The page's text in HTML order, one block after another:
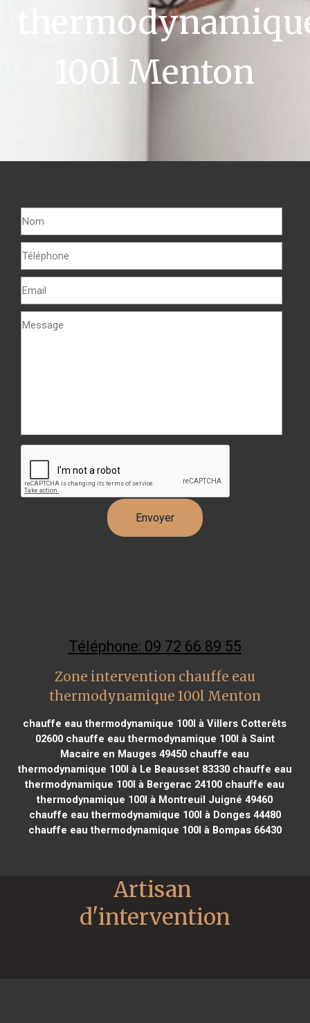
100l Menton
Téléphone: 09 72 66 89 55
Zone intervention chauffe eau
thermodynamique 100l Menton
chauffe eau thermodynamique 100l à Villers Cotterêts
02600chauffe eau thermodynamique 100l à Saint
Macaire en Mauges 49450 chauffe eau
thermodynamique 100l à Le Beausset 83330chauffe eau
thermodynamique 100l à Bergerac 24100 chauffe eau
thermodynamique 100l à Montreuil Juigné 49460
chauffe eau thermodynamique 100l à Donges 44480
chauffe eau thermodynamique 100l à Bompas 66430
Artisan
d'intervention